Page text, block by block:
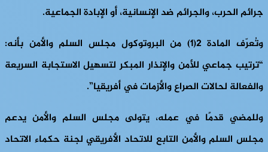
جرائم الحرب، والجرائم ضد الإنسانية، أو الإبادة الجماعية.
وتُعرّف المادة 2(1) من البروتوكول مجلس السلم والأمن بأنه:
“ترتيب جماعي للأمن والإنذار المبكر لتسهيل الاستجابة السريعة
والفعالة لحالات الصراع والأزمات في أفريقيا”.
وللمضي قدمًا في عمله، يتولى مجلس السلم والأمن يدعم
مجلس السلم والأمن التابع للاتحاد الأفريقي لجنة حكماء الاتحاد